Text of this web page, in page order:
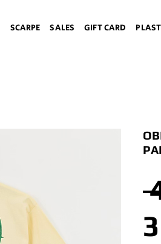
SCARPE SALES GIFT CARD